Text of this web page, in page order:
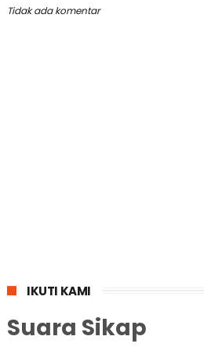
Tidak ada komentar
IKUTI KAMI
Suara Sikap